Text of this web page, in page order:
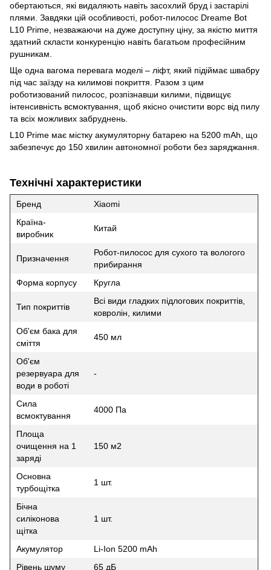
обертаються, які видаляють навіть засохлий бруд і застарілі
плями. Завдяки цій особливості, робот-пилосос Dreame Bot
L10 Prime, незважаючи на дуже доступну ціну, за якістю миття
здатний скласти конкуренцію навіть багатьом професійним
рушникам.
Ще одна вагома перевага моделі – ліфт, який підіймає швабру
під час заїзду на килимові покриття. Разом з цим
роботизований пилосос, розпізнавши килими, підвищує
інтенсивність всмоктування, щоб якісно очистити ворс від пилу
та всіх можливих забруднень.
L10 Prime має містку акумуляторну батарею на 5200 mAh, що
забезпечує до 150 хвилин автономної роботи без заряджання.
Технічні характеристики
Бренд
Xiaomi
Країна-
виробник
Китай
Призначення
Робот-пилосос для сухого та вологого
прибирання
Форма корпусу
Кругла
Тип покриттів
Всі види гладких підлогових покриттів,
ковролін, килими
Об'єм бака для
сміття
450 мл
Об'єм
резервуара для
води в роботі
-
Сила
всмоктування
4000 Па
Площа
очищення на 1
заряді
150 м2
Основна
турбощітка
1 шт.
Бічна
силіконова
щітка
1 шт.
Акумулятор
Li-Ion 5200 mAh
Рівень шуму
65 дБ